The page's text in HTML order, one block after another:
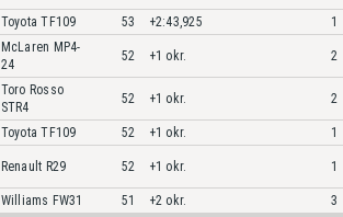
Toyota TF109 53 +2:43,925 1
McLaren MP4-
24
52 +1 okr. 2
Toro Rosso
STR4
52 +1 okr. 2
Toyota TF109 52 +1 okr. 1
Renault R29 52 +1 okr. 1
Williams FW31 51 +2 okr.
3